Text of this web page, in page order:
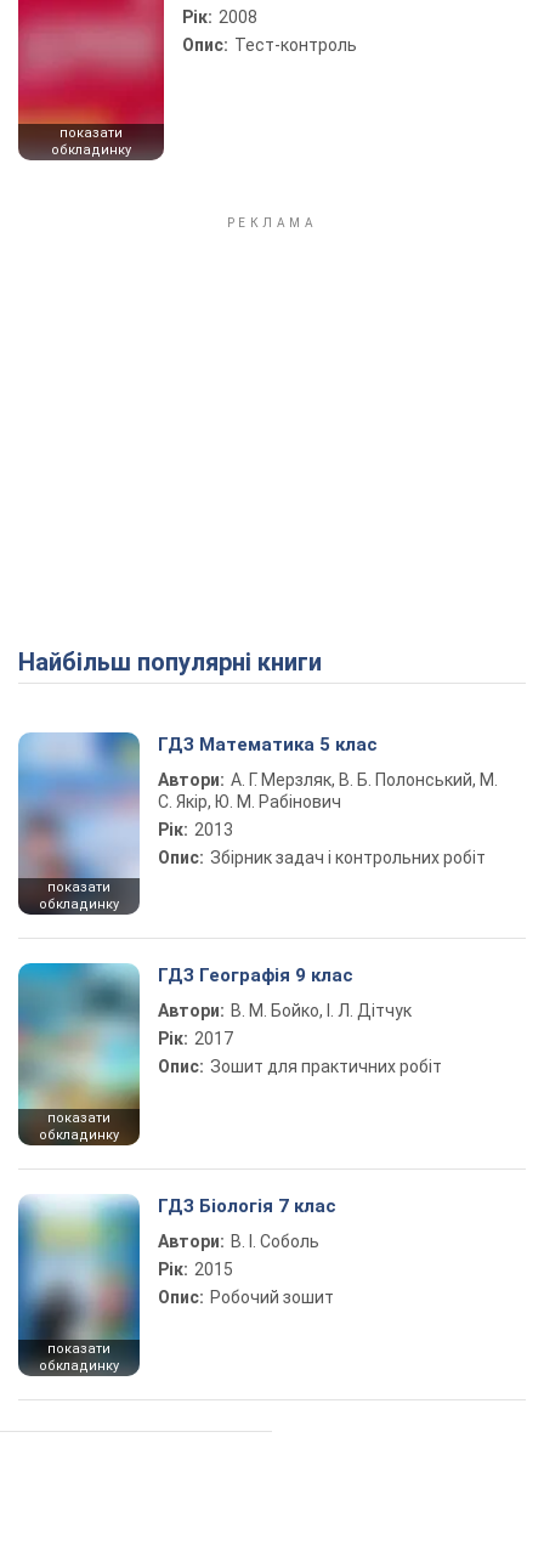
показати
обкладинку
Рік: 2008
Опис: Тест-контроль
Найбільш популярні книги
показати
обкладинку
ГДЗ Математика 5 клас
Автори: А. Г. Мерзляк, В. Б. Полонський, М.
С. Якір, Ю. М. Рабінович
Рік: 2013
Опис: Збірник задач і контрольних робіт
показати
обкладинку
ГДЗ Географія 9 клас
Автори: В. М. Бойко, І. Л. Дітчук
Рік: 2017
Опис: Зошит для практичних робіт
показати
обкладинку
ГДЗ Біологія 7 клас
Автори: В. І. Соболь
Рік: 2015
Опис: Робочий зошит